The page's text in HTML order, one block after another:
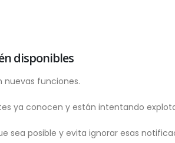
disponibles
nuevas funciones.
ya conocen y están intentando
sea posible y evita ignorar esas